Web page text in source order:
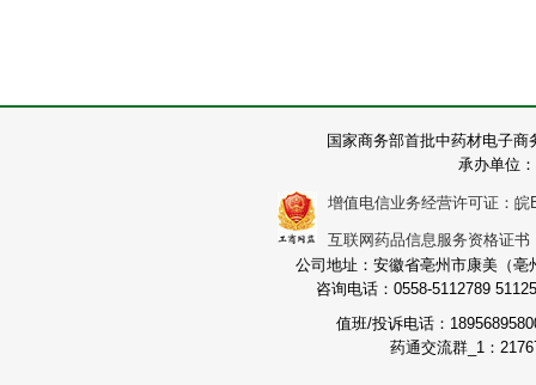
国家商务部首批中药材电子
承办单位
增值电信业务经营许可证：皖
互联网药品信息服务资格证
公司地址：安徽省亳州市康美（
咨询电话：0558-5112789
值班/投诉电话：
药通交流群_1：